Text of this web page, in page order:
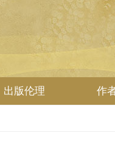
出版伦理 作